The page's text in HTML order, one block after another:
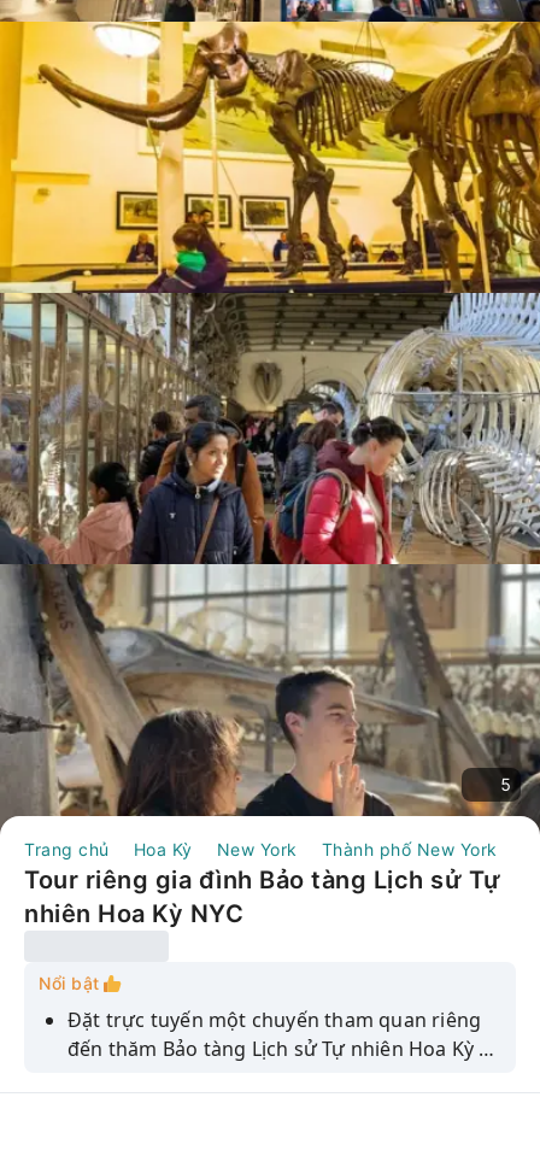
5
Trang chủ Hoa Kỳ New York Thành phố New York
Tour riêng gia đình Bảo tàng Lịch sử Tự
nhiên Hoa Kỳ NYC
Nổi bật
Đặt trực tuyến một chuyến tham quan riêng
đến thăm Bảo tàng Lịch sử Tự nhiên Hoa Kỳ ở